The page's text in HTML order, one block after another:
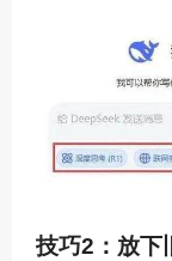
技巧2：放下